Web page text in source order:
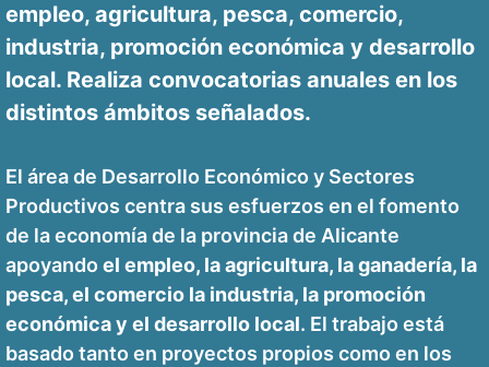
empleo, agricultura, pesca, comercio,
industria, promoción económica y desarrollo
local. Realiza convocatorias anuales en los
distintos ámbitos señalados.
El área de Desarrollo Económico y Sectores
Productivos centra sus esfuerzos en el fomento
de la economía de la provincia de Alicante
apoyando el empleo, la agricultura, la ganadería, la
pesca, el comercio la industria, la promoción
económica y el desarrollo local. El trabajo está
basado tanto en proyectos propios como en los